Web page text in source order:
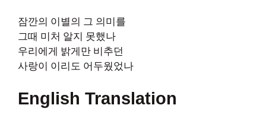
잠깐의 이별의 그 의미를
그때 미처 알지 못했나
우리에게 밝게만 비추던
사랑이 이리도 어두웠었나
English Translation